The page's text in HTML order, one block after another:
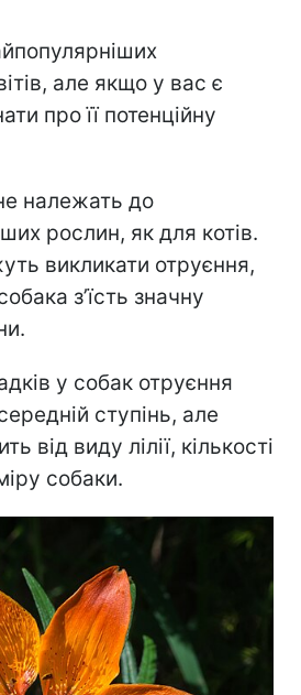
але якщо у вас є
про її потенційну
належать до
рослин, як для котів.
викликати отруєння,
з’їсть значну
у собак отруєння
ступінь, але
від виду лілії, кількості
собаки.